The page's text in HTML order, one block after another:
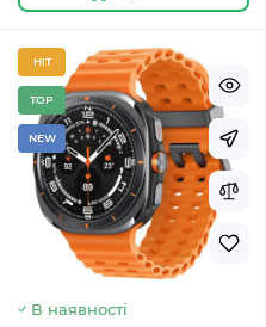
HIT
TOP
NEW
В наявності